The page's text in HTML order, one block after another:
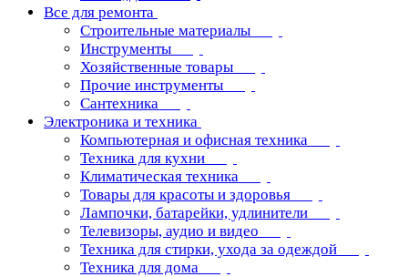
Все для ремонта
Строительные материалы
Инструменты
Хозяйственные товары
Прочие инструменты
Сантехника
Электроника и техника
Компьютерная и офисная техника
Техника для кухни
Климатическая техника
Товары для красоты и здоровья
Лампочки, батарейки, удлинители
Телевизоры, аудио и видео
Техника для стирки, ухода за одеждой
Техника для дома